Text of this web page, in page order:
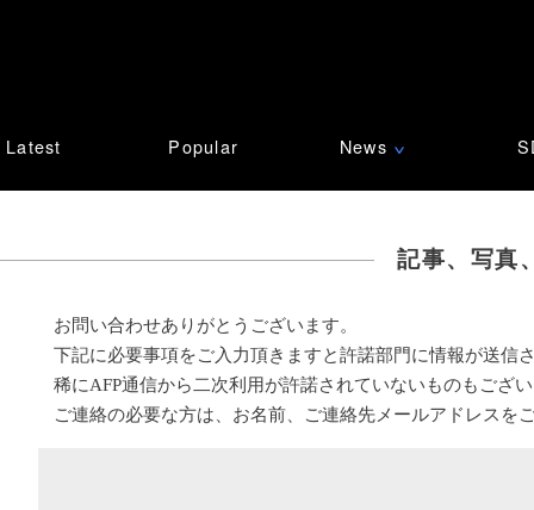
Latest Popular News ∨
記事、写真
お問い合わせありがとうございます。
下記に必要事項をご入力頂きますと許諾部門に情報が送信
稀にAFP通信から二次利用が許諾されていないものもござ
ご連絡の必要な方は、お名前、ご連絡先メールアドレスを